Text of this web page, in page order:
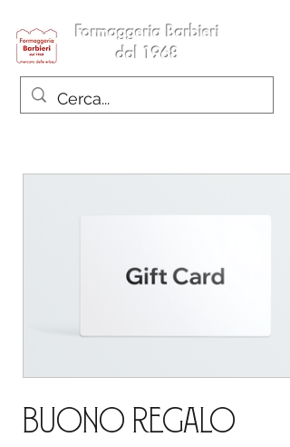
Formaggeria Barbieri
dal 1968
Buono regalo